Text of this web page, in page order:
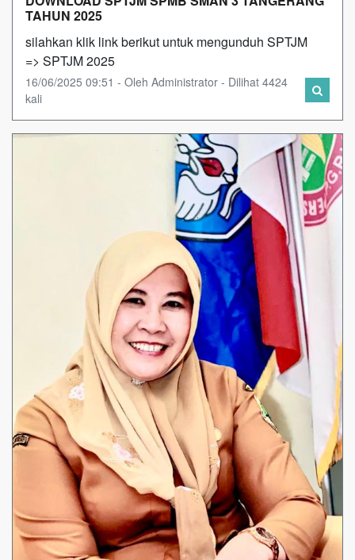
TAHUN 2025
silahkan klik link berikut untuk mengunduh SPTJM
=> SPTJM 2025
16/06/2025 09:51 - Oleh Administrator - Dilihat 4424
kali